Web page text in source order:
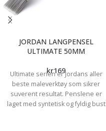
JORDAN LANGPENSEL
ULTIMATE 50MM
kr169
Ultimate serien er Jordans aller
beste maleverktøy som sikrer
suverent resultat. Penslene er
laget med syntetisk og fyldig bust